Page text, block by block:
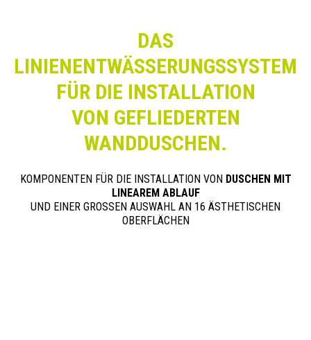
DAS
LINIENENTWÄSSERUNGSSYSTEM
FÜR DIE INSTALLATION
VON GEFLIEDERTEN
WANDDUSCHEN.
KOMPONENTEN FÜR DIE INSTALLATION VON DUSCHEN MIT
LINEAREM ABLAUF
UND EINER GROSSEN AUSWAHL AN 16 ÄSTHETISCHEN
OBERFLÄCHEN